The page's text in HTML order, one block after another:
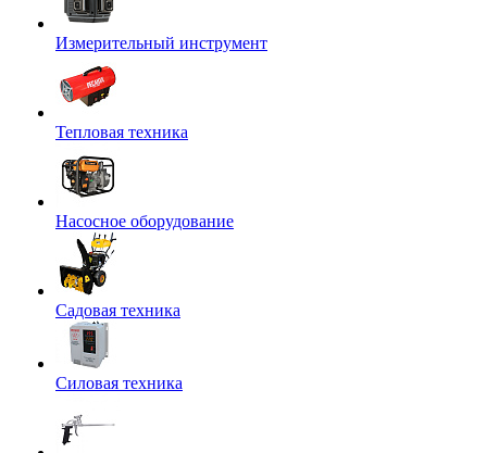
Измерительный инструмент
Тепловая техника
Насосное оборудование
Садовая техника
Силовая техника